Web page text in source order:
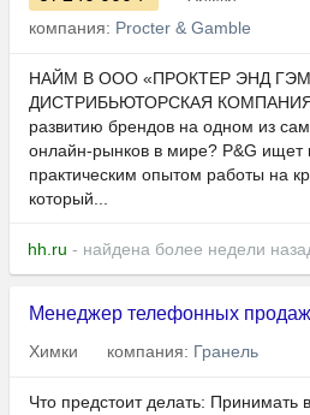
компания: Procter & Gamble
НАЙМ В ООО «ПРОКТЕР ЭНД
ДИСТРИБЬЮТОРСКАЯ КОМПАНИЯ»
развитию брендов на одном из
онлайн-рынков в мире? P&G ищет
практическим опытом работы на
который...
hh.ru - найдена более недели
Менеджер телефонных продаж
Химки компания: Гранель
Что предстоит делать: Принимать